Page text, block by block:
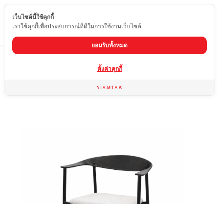
TH
เก้าอี้ไม้แท้
เว็บไซต์นี้ใช้คุกกี้
เราใช้คุกกี้เพื่อประสบการณ์ที่ดีในการใช้งานเว็บไซต์
ยอมรับทั้งหมด
ตั้งค่าคุกกี้